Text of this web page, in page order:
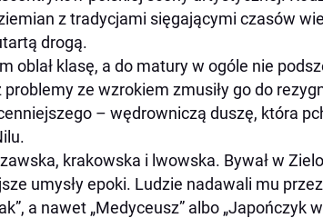
z tradycjami sięgającymi czasów
drogą.
oblał klasę, a do matury w ogóle nie
ze wzrokiem zmusiły go do
– wędrowniczą duszę, która
krakowska i lwowska. Bywał w
umysły epoki. Ludzie nadawali mu
a nawet „Medyceusz” albo „Japończyk